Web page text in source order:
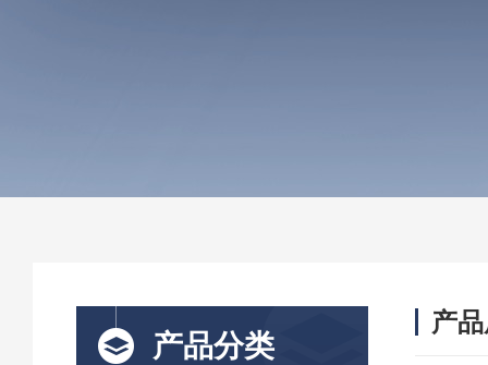
产品分类
产